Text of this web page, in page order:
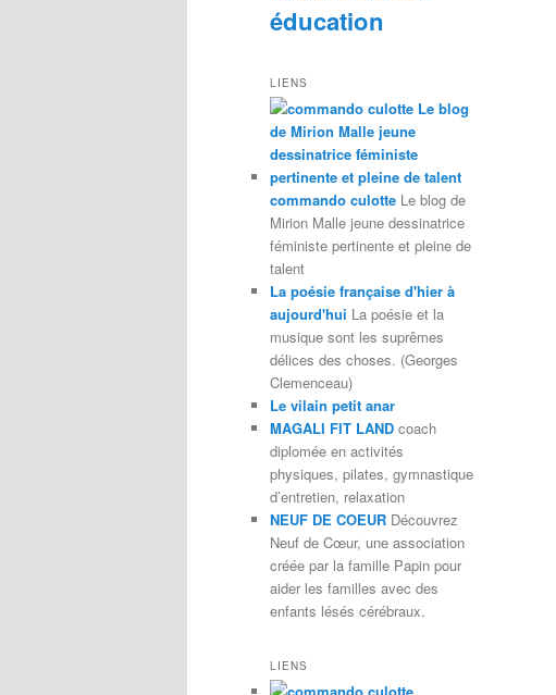
éducation
LIENS
commando culotte Le blog de
Mirion Malle jeune dessinatrice
féministe pertinente et pleine de
talent
La poésie française d'hier à
aujourd'hui La poésie et la
musique sont les suprêmes
délices des choses. (Georges
Clemenceau)
Le vilain petit anar
MAGALI FIT LAND coach
diplomée en activités
physiques, pilates, gymnastique
d’entretien, relaxation
NEUF DE COEUR Découvrez
Neuf de Cœur, une association
créée par la famille Papin pour
aider les familles avec des
enfants lésés cérébraux.
LIENS